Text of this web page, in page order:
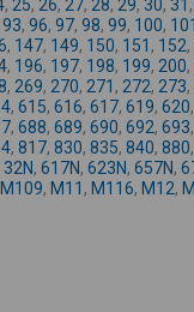
, 25, 26, 27, 28, 29, 30, 31 ,
93, 96, 97, 98, 99, 100, 101
, 147, 149, 150, 151 , 152,
, 196, 197, 198, 199, 200,
, 269, 270, 271 , 272, 273,
, 615, 616, 617, 619, 620,
, 688, 689, 690, 692, 693,
, 817, 830, 835, 840, 880,
32N, 617N, 623N, 657N,
M109, M11 , M116, M12,